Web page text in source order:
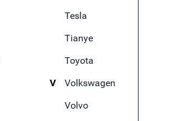
Tesla
Tianye
Toyota
V
Volkswagen
Volvo